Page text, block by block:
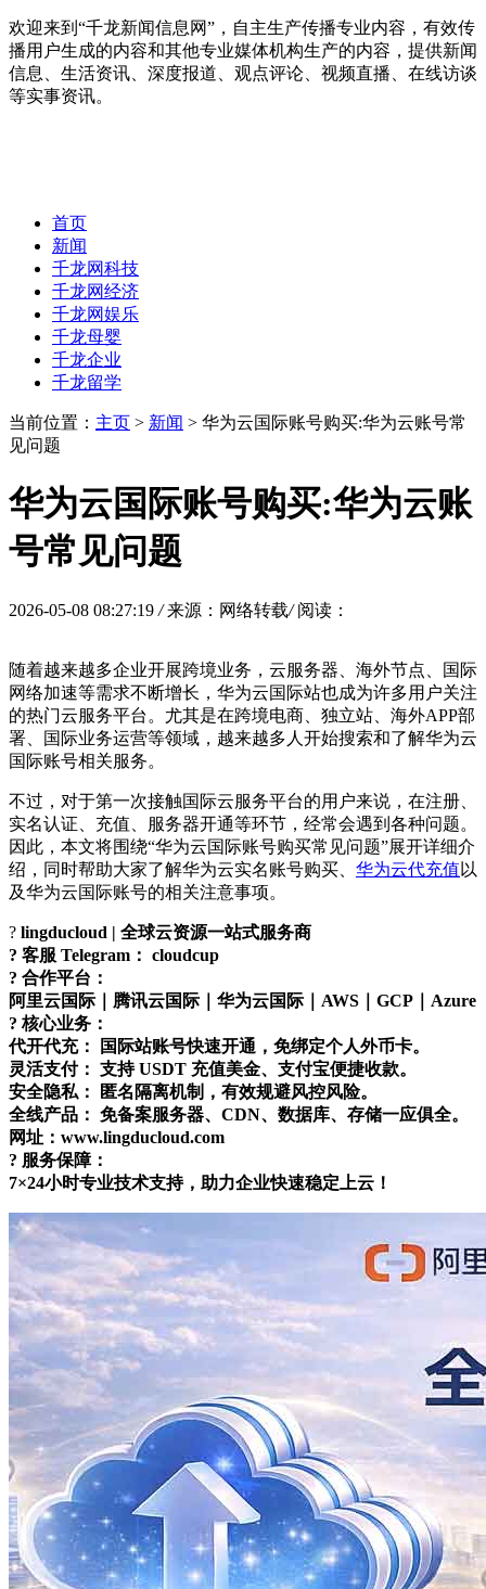
欢迎来到“千龙新闻信息网”，自主生产传播专业内容，有效传
播用户生成的内容和其他专业媒体机构生产的内容，提供新闻
信息、生活资讯、深度报道、观点评论、视频直播、在线访谈
等实事资讯。
首页
新闻
千龙网科技
千龙网经济
千龙网娱乐
千龙母婴
千龙企业
千龙留学
当前位置： 主页 > 新闻 > 华为云国际账号购买:华为云账号常
见问题
华为云国际账号购买:华为云账
号常见问题
2026-05-08 08:27:19 / 来源：网络转载/ 阅读：
随着越来越多企业开展跨境业务，云服务器、海外节点、国际
网络加速等需求不断增长，华为云国际站也成为许多用户关注
的热门云服务平台。尤其是在跨境电商、独立站、海外APP部
署、国际业务运营等领域，越来越多人开始搜索和了解华为云
国际账号相关服务。
不过，对于第一次接触国际云服务平台的用户来说，在注册、
实名认证、充值、服务器开通等环节，经常会遇到各种问题。
因此，本文将围绕“华为云国际账号购买常见问题”展开详细介
绍，同时帮助大家了解华为云实名账号购买、 华为云代充值 以
及华为云国际账号的相关注意事项。
? lingducloud | 全球云资源一站式服务商
? 客服 Telegram： cloudcup
? 合作平台：
阿里云国际｜腾讯云国际｜华为云国际｜AWS｜GCP｜Azure
? 核心业务：
代开代充： 国际站账号快速开通，免绑定个人外币卡。
灵活支付： 支持 USDT 充值美金、支付宝便捷收款。
安全隐私： 匿名隔离机制，有效规避风控风险。
全线产品： 免备案服务器、CDN、数据库、存储一应俱全。
网址：www.lingducloud.com
?️ 服务保障：
7×24小时专业技术支持，助力企业快速稳定上云！